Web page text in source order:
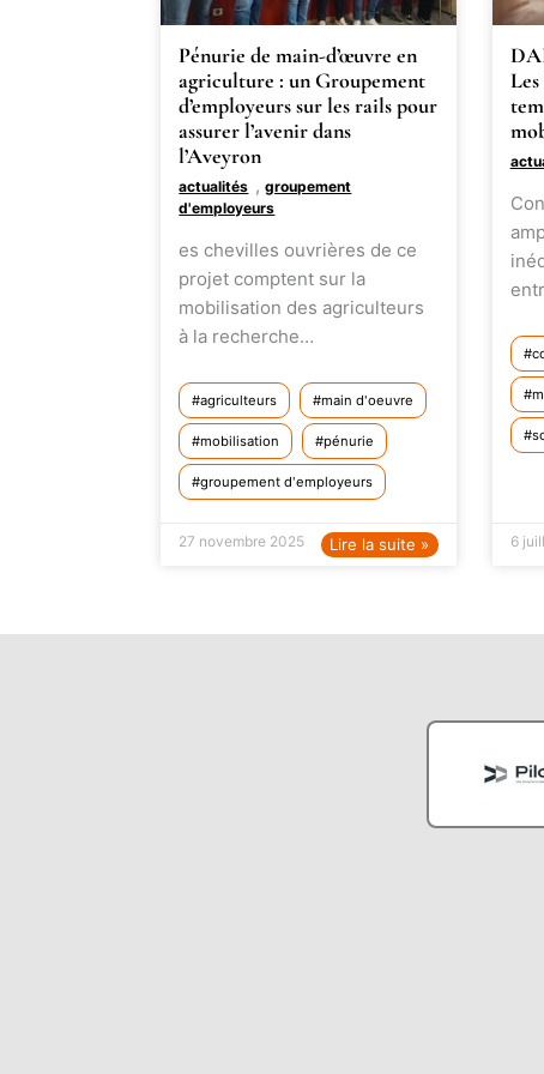
Pénurie de main-d’œuvre en
agriculture : un Groupement
d’employeurs sur les rails pour
assurer l’avenir dans
l’Aveyron
actualités ,groupement
d'employeurs
es chevilles ouvrières de ce
projet comptent sur la
mobilisation des agriculteurs
à la recherche…
agriculteurs main d'oeuvre
mobilisation pénurie
groupement d'employeurs
27 novembre 2025 Lire la suite » 6